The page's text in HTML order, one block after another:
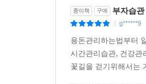
종이책 구매 부자습관
g******9
용돈관리하는법부터
시간관리습관, 건강관
꽃길을 걷기위해서는